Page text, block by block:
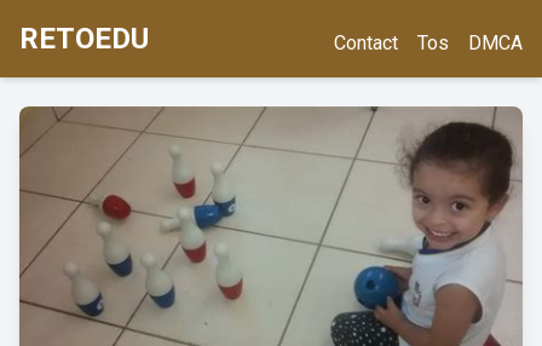
RETOEDU Contact Tos DMCA